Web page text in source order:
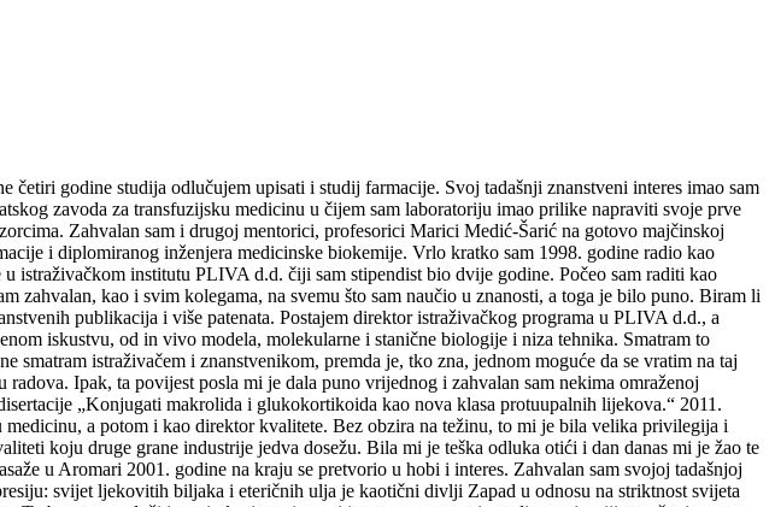
godine studija odlučujem upisati i studij farmacije. Svoj tadašnji znanstveni interes imao sam
zavoda za transfuzijsku medicinu u čijem sam laboratoriju imao prilike napraviti svoje prve
Zahvalan sam i drugoj mentorici, profesorici Marici Medić-Šarić na gotovo majčinskoj
i diplomiranog inženjera medicinske biokemije. Vrlo kratko sam 1998. godine radio kao
istraživačkom institutu PLIVA d.d. čiji sam stipendist bio dvije godine. Počeo sam raditi kao
kao i svim kolegama, na svemu što sam naučio u znanosti, a toga je bilo puno. Biram li
publikacija i više patenata. Postajem direktor istraživačkog programa u PLIVA d.d., a
iskustvu, od in vivo modela, molekularne i stanične biologije i niza tehnika. Smatram to
istraživačem i znanstvenikom, premda je, tko zna, jednom moguće da se vratim na taj
Ipak, ta povijest posla mi je dala puno vrijednog i zahvalan sam nekima omraženoj
„Konjugati makrolida i glukokortikoida kao nova klasa protuupalnih lijekova.“ 2011.
a potom i kao direktor kvalitete. Bez obzira na težinu, to mi je bila velika privilegija i
koju druge grane industrije jedva dosežu. Bila mi je teška odluka otići i dan danas mi je žao te
u Aromari 2001. godine na kraju se pretvorio u hobi i interes. Zahvalan sam svojoj tadašnjoj
svijet ljekovitih biljaka i eteričnih ulja je kaotični divlji Zapad u odnosu na striktnost svijeta